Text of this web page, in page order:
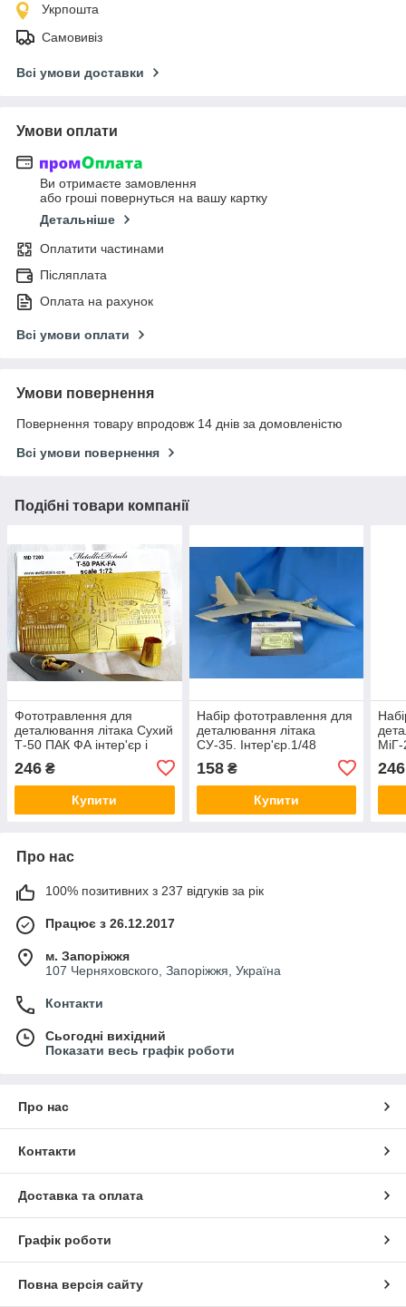
Укрпошта
Самовивіз
Всі умови доставки
Умови оплати
Ви отримаєте замовлення
або гроші повернуться на вашу картку
Детальніше
Оплатити частинами
Післяплата
Оплата на рахунок
Всі умови оплати
Умови повернення
Повернення товару впродовж 14 днів за домовленістю
Всі умови повернення
Подібні товари компанії
Фототравлення для
деталювання літака Сухий
Т-50 ПАК ФА інтер'єр і
екстер'єр. 1/72 METALLIC
DETAILS MD7203
246 ₴
Купити
Набір фототравлення для
деталювання літака
СУ-35. Інтер'єр.1/48
MD4828
158₴
Купити
МіГ-
246
Про нас
100% позитивних з 237 відгуків за рік
Працює з 26.12.2017
м. Запоріжжя
107 Черняховского, Запоріжжя, Україна
Контакти
Сьогодні вихідний
Показати весь графік роботи
Про нас
Контакти
Доставка та оплата
Графік роботи
Повна версія сайту